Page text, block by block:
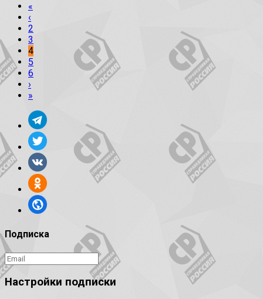
«
‹
2
3
4
5
6
›
»
Подписка
Настройки подписки